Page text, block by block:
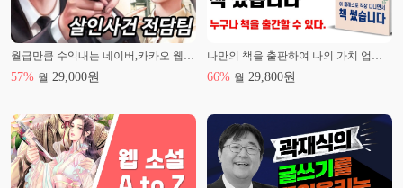
월급만큼 수익내는 네이버,카카오 웹소설 작가되기
57% 월 29,000원
나만의 책을 출판하여 나의 가치 업그레이드!
66% 월 29,800원